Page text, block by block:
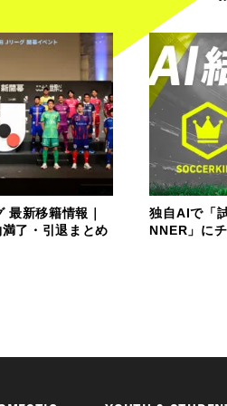
新移籍情報｜
了・引退まとめ
独自AIで「
NNER」に